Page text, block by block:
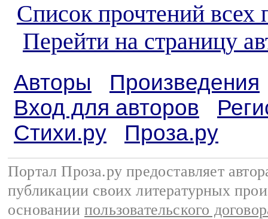
Список прочтений всех
Перейти на страницу
Авторы
Произведения
Вход для авторов
Стихи.ру
Проза.ру
Портал Проза.ру предоставляет
публикации своих литературных
основании пользовательского